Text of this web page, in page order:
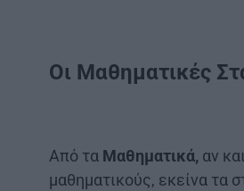
Οι Μαθηματικές
Από τα Μαθηματικά, αν
μαθηματικούς, εκείνα τα